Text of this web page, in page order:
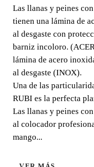
48 CM
Las llanas y peines
una lámina de acero
desgaste con
barniz incoloro.
MANGO
Las llanas y peines
tienen una lámina de
al desgaste con
barniz incoloro.
lámina de acero
al desgaste (INOX).
Una de las
RUBI es la perfecta
Las llanas y peines
al colocador
mango...